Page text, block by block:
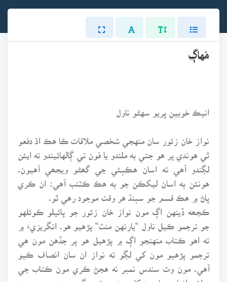
مُهاڳ
انيڪ خوبين ڀريو سهڻو ناول
نواز خان زئور سان منهجي شخصي ملاقات ڪا هڪ اڌ دفعو
ٿي هوندي پر هو جتي به ملندو يا فون تي ڳالهائيندو ته ايئن
لڳندو آهي ته اسان هڪٻئي جي گھڻو ويجھي آهيون.
هونئن به اسان ليکڪن جو به هڪ ڪٽنب آهي؛ ان ڪري
پاڻ ۾ هڪ قسم جو سٻنڌ هر وقت موجود رهي ٿو.
ڪجھه ڏينهن اڳ مون نواز خان زئور جو پائيلو ڪوئلهو
جو ترجمو ڪيل ناول “يارنهن منٽ“ پڙهيو هو. انگريزيءَ ۾
ته اهو ڪتاب منهنجو اڳ ۾ پڙهيل هو پر جڏهن مون هي
ترجمو پڙهيو مون کي لڳو ته نواز ان سان انصاف ڪيو
آهي. مون وٽ سندس نمبر نه هجڻ ڪري مون ڪتاب جي
پبلشر انعام عباسيءَ کان سندس نمبر گھريو هو ۽ پوءِ مون